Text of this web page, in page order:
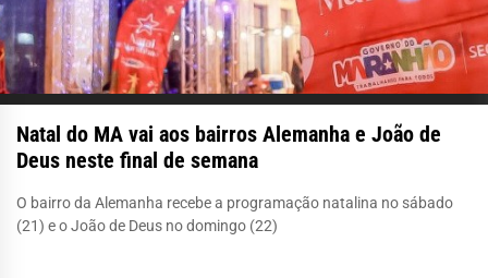
Natal do MA vai aos bairros Alemanha e João de
Deus neste final de semana
O bairro da Alemanha recebe a programação natalina no sábado
(21) e o João de Deus no domingo (22)